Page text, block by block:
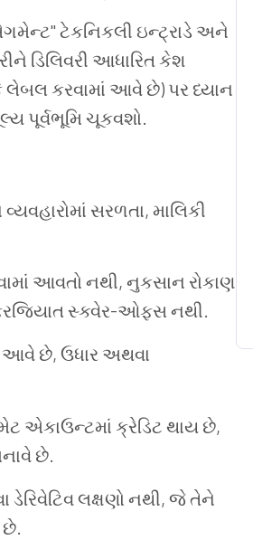
ટેકનિકલી ઇન્ટ્રાડે અને
ડિલિવરી આધારિત કેશ
લેબલ કરવામાં આવે છે) પર ધ્યાન
પૂર્વભૂમિ ચૂકવશો.
સરળતા, માલિકી
આવતો નથી, નુકસાન રોકાણ
ફરજિયાત સ્ક્વેર-ઓફ્સ નથી.
આવે છે, ઉધાર અથવા
એકાઉન્ટમાં ક્રેડિટ થાય છે,
છે.
લક્ષણો નથી, જે તેને
છે.